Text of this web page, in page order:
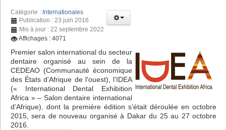
Catégorie : Internationales
Publication : 23 juin 2016
Mis à jour : 22 septembre 2022
Affichages : 4071
Premier salon international du secteur
dentaire organisé au sein de la
CEDEAO (Communauté économique
des États d'Afrique de l'ouest), l’IDEA
(« International Dental Exhibition
Africa » – Salon dentaire international
d’Afrique), dont la première édition s’était déroulée en octobre
2015, sera de nouveau organisé à Dakar du 25 au 27 octobre
2016.